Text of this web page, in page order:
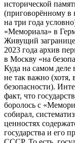
исторической
(приговорённому в
на три года
«Мемориала» в
Живущий
2023 года архив
в Москву «на
Куда на самом деле
не так важно
безопасности).
факт, что
боролось с
собирал,
ценностях
государства и его